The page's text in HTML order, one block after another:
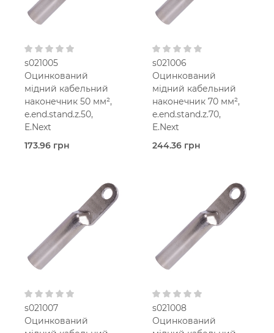
s021005
Оцинкований
мідний кабельний
наконечник 50 мм²,
e.end.stand.z.50,
E.Next
173.96 грн
E.Next
Мідь
оцинкована
50 мм2
s021006
Оцинкований
мідний кабельний
наконечник 70 мм²,
e.end.stand.z.70,
E.Next
244.36 грн
E.Next
Мідь
оцинкована
70 мм2
s021007
Оцинкований
s021008
Оцинкований